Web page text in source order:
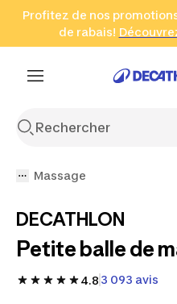
Aller à la recherche Aller
Profitez de nos
de rabais!
en
(Zones
Massage
DECATHLON
Petite balle de
4.8 3 093 avis